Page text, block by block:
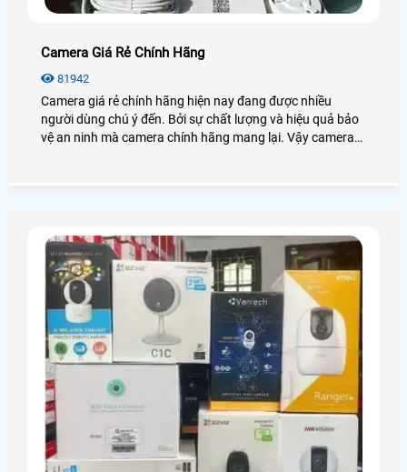
Camera Giá Rẻ Chính Hãng
81942
Camera giá rẻ chính hãng hiện nay đang được nhiều
người dùng chú ý đến. Bởi sự chất lượng và hiệu quả bảo
vệ an ninh mà camera chính hãng mang lại. Vậy camera